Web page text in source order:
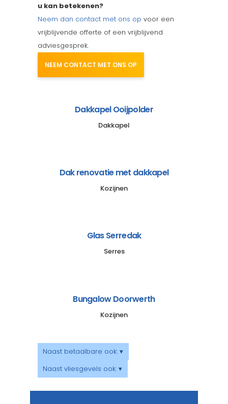
u kan betekenen?
Neem dan contact met ons op voor een
vrijblijvende offerte of een vrijblijvend
adviesgesprek.
NEEM CONTACT MET ONS OP
Dakkapel Ooijpolder
Dakkapel
Dak renovatie met dakkapel
Kozijnen
Glas Serredak
Serres
Bungalow Doorwerth
Kozijnen
Naast betaalbare ook: ▾
Naast vliesgevels ook: ▾